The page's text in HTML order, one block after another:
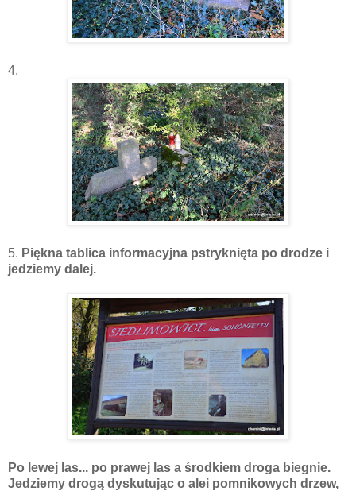
4.
5. Piękna tablica informacyjna pstryknięta po drodze i
jedziemy dalej.
Po lewej las... po prawej las a środkiem droga biegnie.
Jedziemy drogą dyskutując o alei pomnikowych drzew,